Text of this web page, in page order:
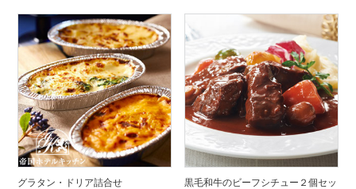
グラタン・ドリア詰合せ
黒毛和牛のビーフシチュー２個セッ